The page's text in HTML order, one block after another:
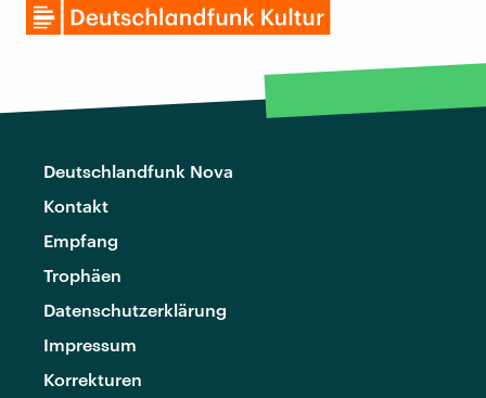
Deutschlandfunk Nova
Kontakt
Empfang
Trophäen
Datenschutzerklärung
Impressum
Korrekturen